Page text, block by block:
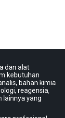
dan alat
kebutuhan
bahan kimia
reagensia,
lainnya yang